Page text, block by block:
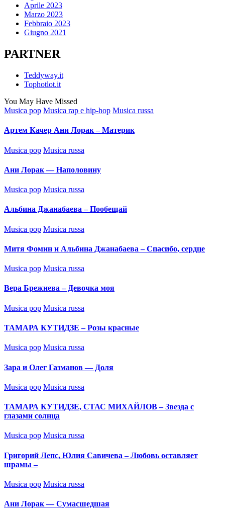
Aprile 2023
Marzo 2023
Febbraio 2023
Giugno 2021
PARTNER
Teddyway.it
Tophotlot.it
You May Have Missed
Posted
Musica pop Musica rap e hip-hop Musica russa
Артем Качер Ани Лорак – Материк
Posted
Musica pop Musica russa
Ани Лорак — Наполовину
Posted
Musica pop Musica russa
Альбина Джанабаева – Пообещай
Posted
Musica pop Musica russa
Митя Фомин и Альбина Джанабаева – Спасибо, сердце
Posted
Musica pop Musica russa
Вера Брежнева – Девочка моя
Posted
Musica pop Musica russa
ТАМАРА КУТИДЗЕ – Розы красные
Posted
Musica pop Musica russa
Зара и Олег Газманов — Доля
Posted
Musica pop Musica russa
ТАМАРА КУТИДЗЕ, СТАС МИХАЙЛОВ – Звезда с
глазами солнца
Posted
Musica pop Musica russa
Григорий Лепс, Юлия Савичева – Любовь оставляет
шрамы –
Posted
Musica pop Musica russa
Ани Лорак — Сумасшедшая